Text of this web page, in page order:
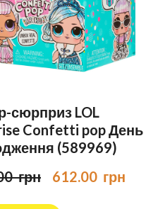
сюрприз LOL
Confetti pop День
(589969)
грн
612.00  грн